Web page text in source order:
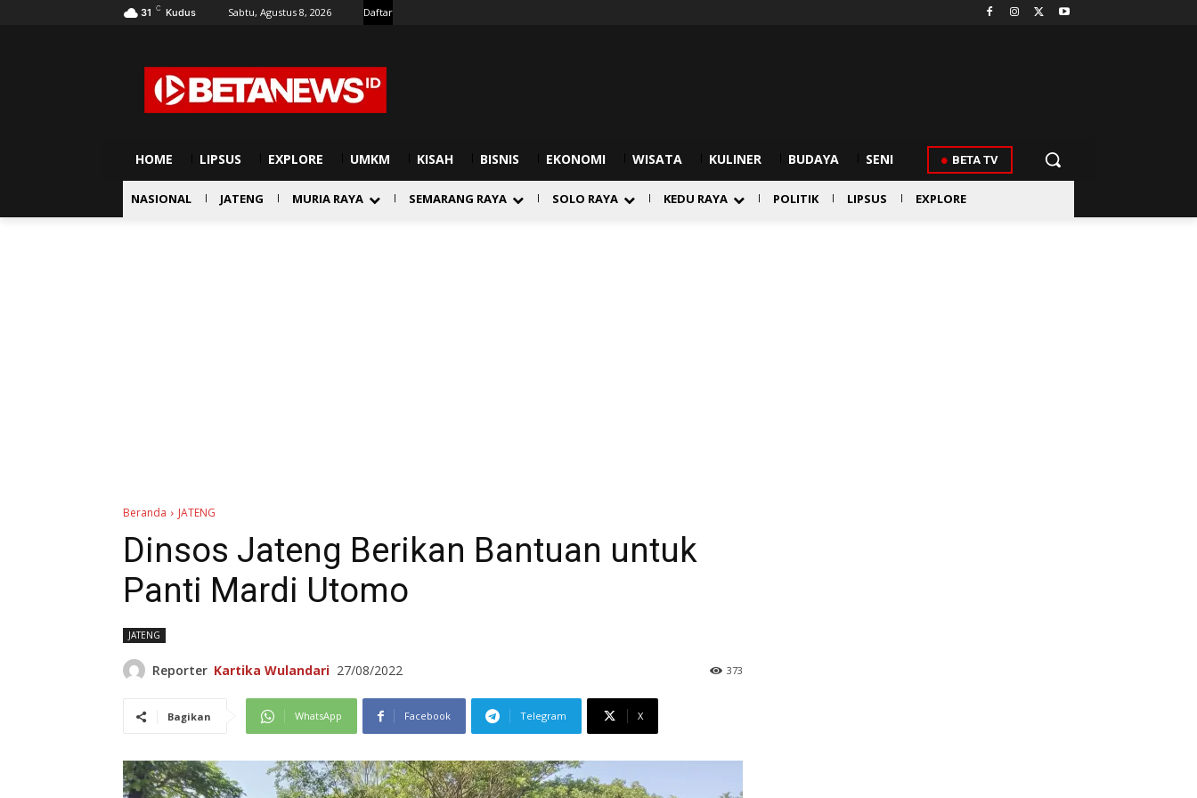
31 C Kudus Sabtu, Agustus 8, 2026 Daftar
HOME LIPSUS EXPLORE UMKM KISAH BISNIS EKONOMI WISATA KULINER BUDAYA SENI BETA TV
NASIONAL JATENG MURIA RAYA SEMARANG RAYA SOLO RAYA KEDU RAYA POLITIK LIPSUS EXPLORE
Beranda JATENG
Dinsos Jateng Berikan Bantuan untuk
Panti Mardi Utomo
JATENG
Reporter Kartika Wulandari 27/08/2022 373
Bagikan WhatsApp Facebook Telegram X